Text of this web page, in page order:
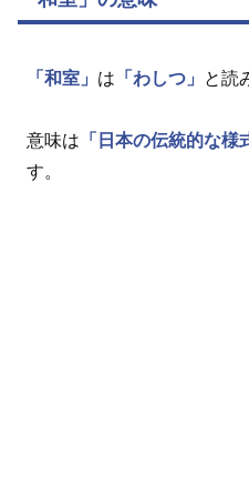
「和室」 は 「わしつ」 と読
意味は 「日本の伝統的な様
す。